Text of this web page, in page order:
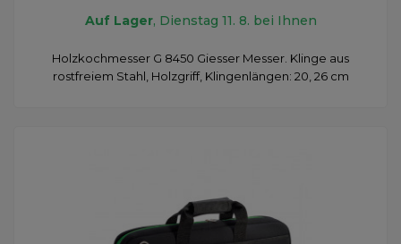
Auf Lager, Dienstag 11. 8. bei Ihnen
Holzkochmesser G 8450 Giesser Messer. Klinge aus
rostfreiem Stahl, Holzgriff, Klingenlängen: 20, 26 cm